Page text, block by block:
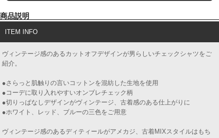
商品説明
ITEM INFO
ヴィンテージ感のあるカットオフデザインが男らしいチェックシャツをご
紹介。
●さらっと肌触りの言いコットンを混紡した生地を使用
●コーデに取り入れやすいオンブレチェック柄
●切りっぱなしデザインがヴィンテージ、古着感のある仕上がりに
●ホワイト、レッド、ブルーの三色をご用意
ヴィンテージ感のあるディティールがアメカジ、古着MIXスタイルはもち